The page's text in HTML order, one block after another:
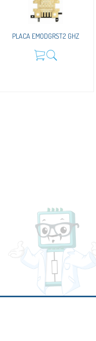
PLACA EMODGRST2 GHZ